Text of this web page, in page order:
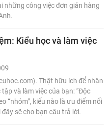
những công việc đơn giản hàng
Kiểu học và làm việc
Thật hữu ích để nhận
tập và làm việc của bạn: “Độc
“nhóm”, kiểu nào là ưu điểm nổi
sẽ cho bạn câu trả lời.